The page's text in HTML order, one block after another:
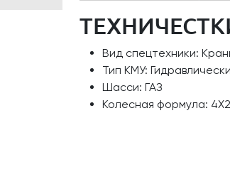
Вид спецтехники:
Тип КМУ:
Шасси: ГАЗ
Колесная формула: 4Х2